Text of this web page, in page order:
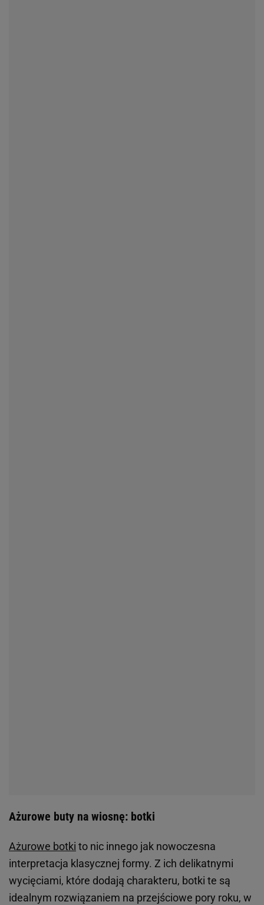
Ażurowe buty na wiosnę: botki
Ażurowe botki to nic innego jak nowoczesna
interpretacja klasycznej formy. Z ich delikatnymi
wycięciami, które dodają charakteru, botki te są
idealnym rozwiązaniem na przejściowe pory roku, w